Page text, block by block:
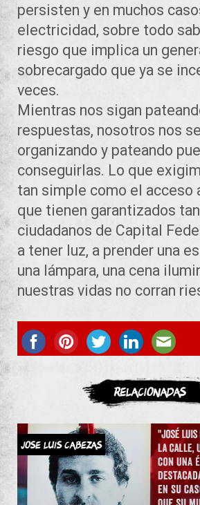
persisten y en muchos
electricidad, sobre todo
riesgo que implica un
sobrecargado que ya se
veces.
Mientras nos sigan
respuestas, nosotros nos
organizando y pateando
conseguirlas. Lo que
tan simple como el acceso
que tienen garantizados
ciudadanos de Capital
a tener luz, a prender una
una lámpara, una cena
nuestras vidas no corran
ASOCIATE
Relacionadas
JOSE LUIS CABEZAS